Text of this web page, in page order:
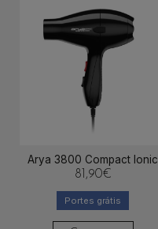
Arya 3800 Compact Ionic
81,90€
Portes grátis